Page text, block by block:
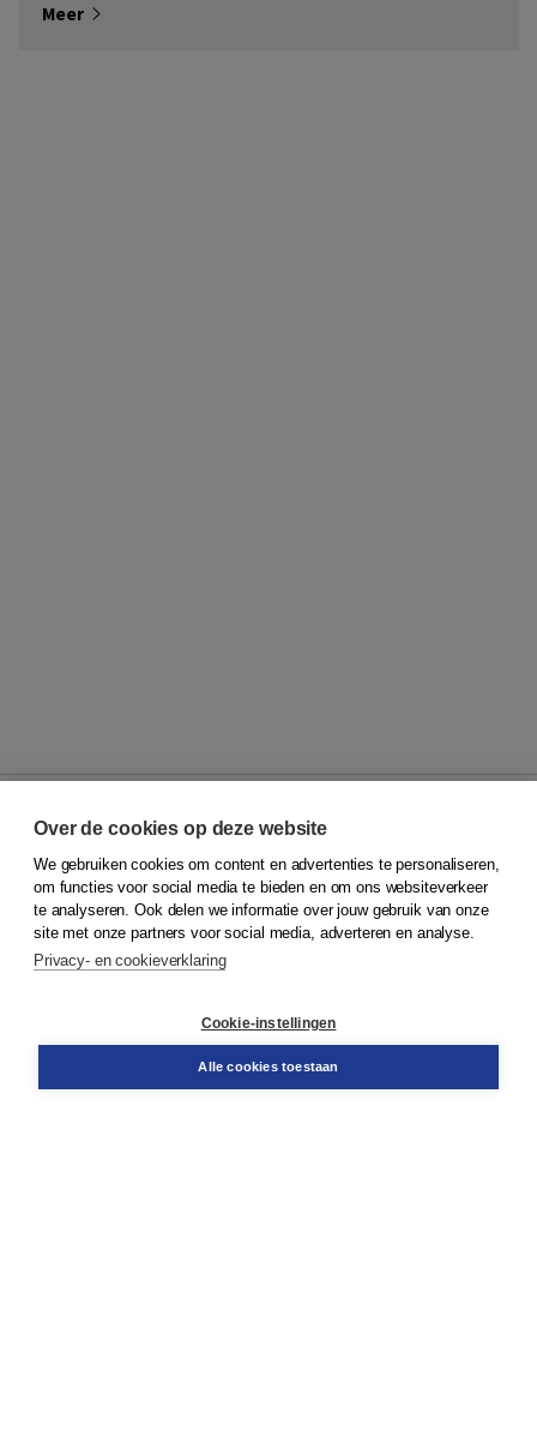
Meer
© 2026Koninklijke Boom uitgevers
Klantenservice
Service & informatie
Contact
Over de cookies op deze website
We gebruiken cookies om content en advertenties te personaliseren,
om functies voor social media te bieden en om ons websiteverkeer
te analyseren. Ook delen we informatie over jouw gebruik van onze
site met onze partners voor social media, adverteren en analyse.
Privacy- en cookieverklaring
Cookie-instellingen
Alle cookies toestaan